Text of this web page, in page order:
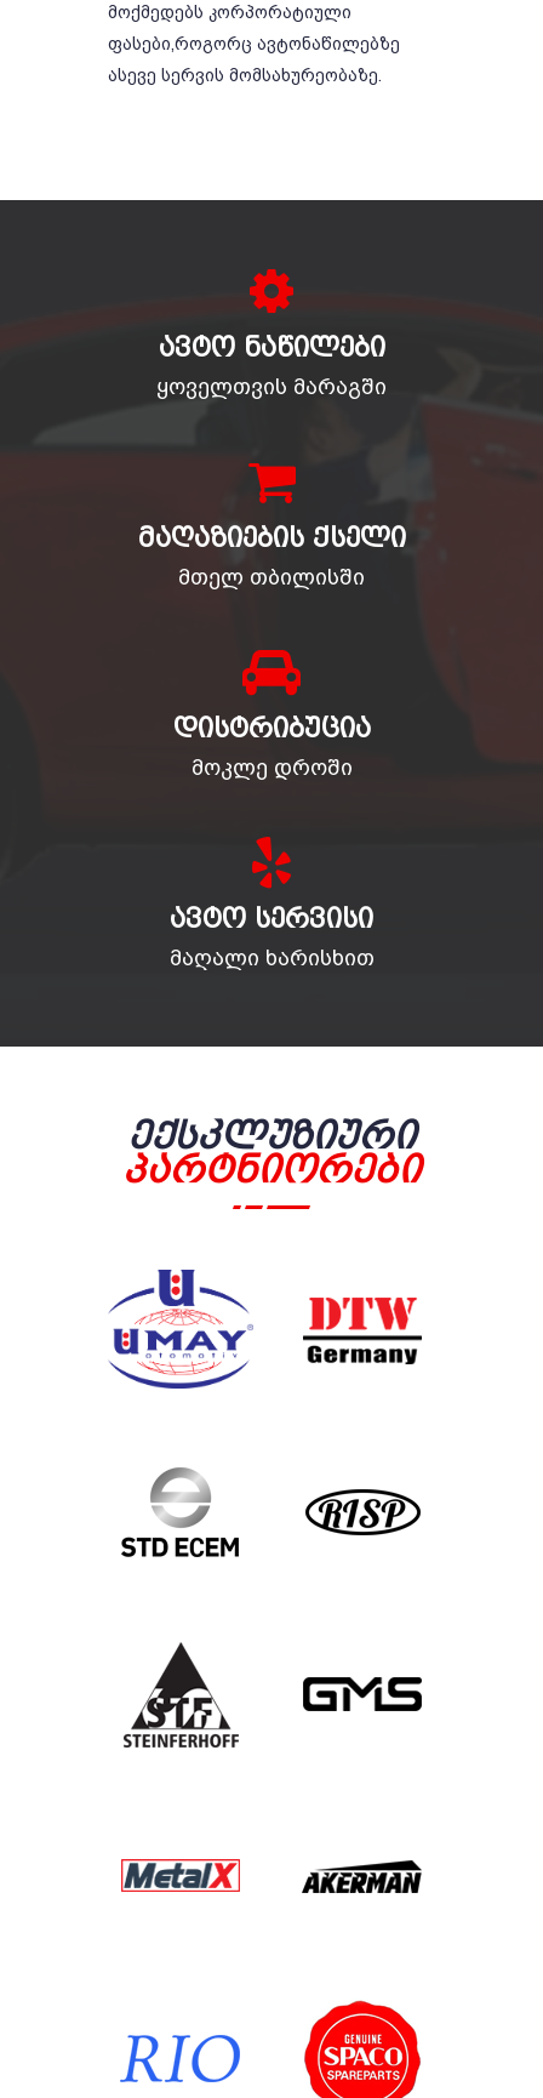
მოქმედებს კორპორატიული
ფასები,როგორც ავტონაწილებზე
ასევე სერვის მომსახურეობაზე.
ᲐᲕᲢᲝ ᲜᲐᲬᲘᲚᲔᲑᲘ
ყოველთვის მარაგში
ᲛᲐᲦᲐᲖᲘᲔᲑᲘᲡ ᲥᲡᲔᲚᲘ
მთელ თბილისში
ᲓᲘᲡᲢᲠᲘᲑᲣᲪᲘᲐ
მოკლე დროში
ᲐᲕᲢᲝ ᲡᲔᲠᲕᲘᲡᲘ
მაღალი ხარისხით
Ექსკლუზიური
Პარტნიორები